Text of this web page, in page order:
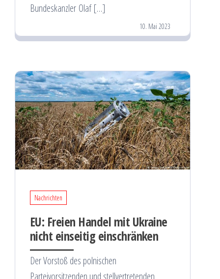
Bundeskanzler Olaf […]
10. Mai 2023
Nachrichten
EU: Freien Handel mit Ukraine
nicht einseitig einschränken
Der Vorstoß des polnischen